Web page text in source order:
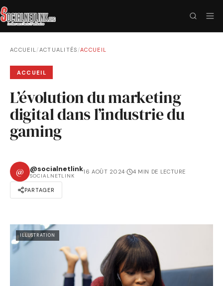
ACCUEIL/ACTUALITÉS /ACCUEIL
ACCUEIL
L’évolution du marketing
digital dans l’industrie du
gaming
@ @socialnetlink
SOCIALNETLINK
16 AOÛT 2024· 4 MIN DE LECTURE
PARTAGER
ILLUSTRATION